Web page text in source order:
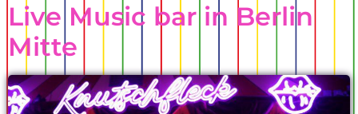
Live Music bar in Berlin
Mitte